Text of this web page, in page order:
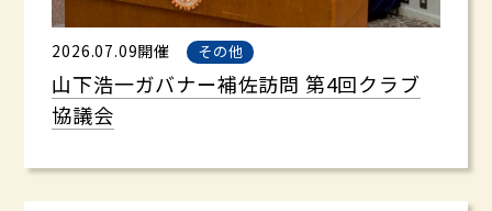
2026.07.09開催 その他
山下浩一ガバナー補佐訪問 第4回クラブ
協議会